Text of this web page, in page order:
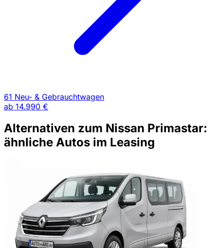
61 Neu- & Gebrauchtwagen
ab 14.990 €
Alternativen zum Nissan Primastar:
ähnliche Autos im Leasing